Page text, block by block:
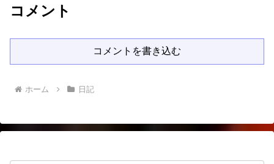
コメント
コメントを書き込む
ホーム 日記